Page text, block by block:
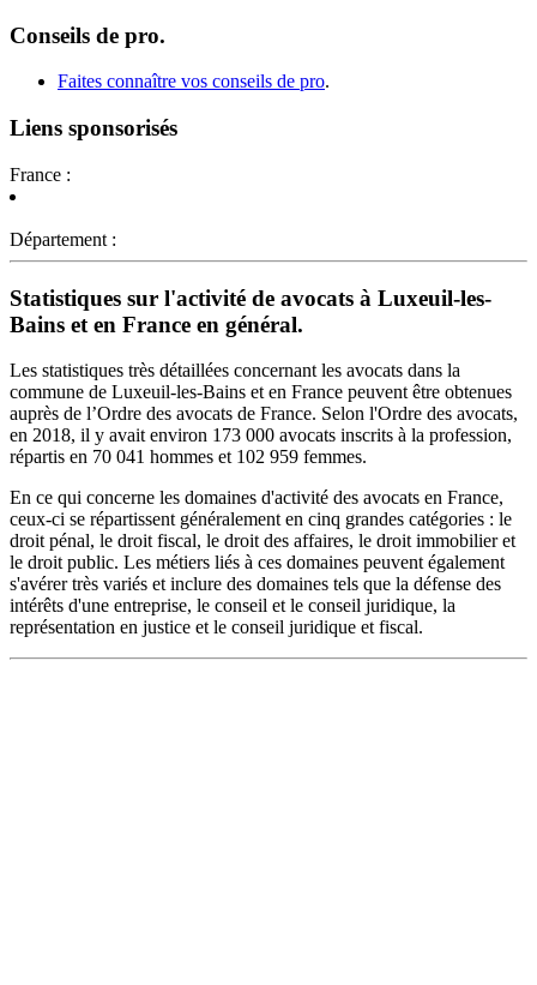
Conseils de pro.
Faites connaître vos conseils de pro.
Liens sponsorisés
France :
Département :
Statistiques sur l'activité de avocats à Luxeuil-les-
Bains et en France en général.
Les statistiques très détaillées concernant les avocats dans la
commune de Luxeuil-les-Bains et en France peuvent être obtenues
auprès de l’Ordre des avocats de France. Selon l'Ordre des avocats,
en 2018, il y avait environ 173 000 avocats inscrits à la profession,
répartis en 70 041 hommes et 102 959 femmes.
En ce qui concerne les domaines d'activité des avocats en France,
ceux-ci se répartissent généralement en cinq grandes catégories : le
droit pénal, le droit fiscal, le droit des affaires, le droit immobilier et
le droit public. Les métiers liés à ces domaines peuvent également
s'avérer très variés et inclure des domaines tels que la défense des
intérêts d'une entreprise, le conseil et le conseil juridique, la
représentation en justice et le conseil juridique et fiscal.